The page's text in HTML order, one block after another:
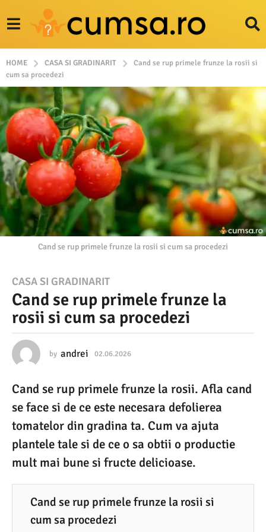
HOME CASA SI GRADINARIT
Cand se rup primele frunze la rosii si
cum sa procedezi
Cand se rup primele frunze la rosii si cum sa procedezi
0
2
.
6
2
0
2
6
0
2
CASA SI GRADINARIT
Cand se rup primele frunze la
rosii si cum sa procedezi
by andrei 02.06.2026
0
.
2
0
2
Cand se rup primele frunze la rosii. Afla cand
se face si de ce este necesara defolierea
tomatelor din gradina ta. Cum va ajuta
plantele tale si de ce o sa obtii o productie
mult mai bune si fructe delicioase.
Cand se rup primele frunze la rosii si
cum sa procedezi